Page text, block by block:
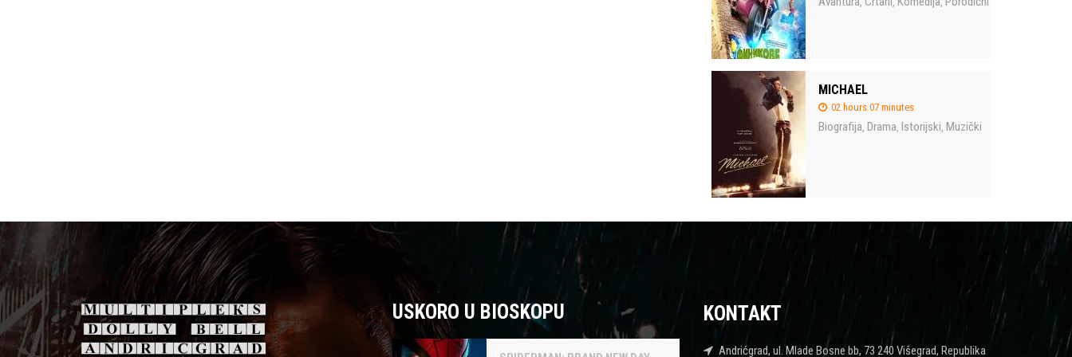
MICHAEL
02 hours 07 minutes
Biografija, Drama, Istorijski, Muzički
USKORO U BIOSKOPU KONTAKT
Andrićgrad, ul. Mlade Bosne bb, 73 240 Višegrad, Republika